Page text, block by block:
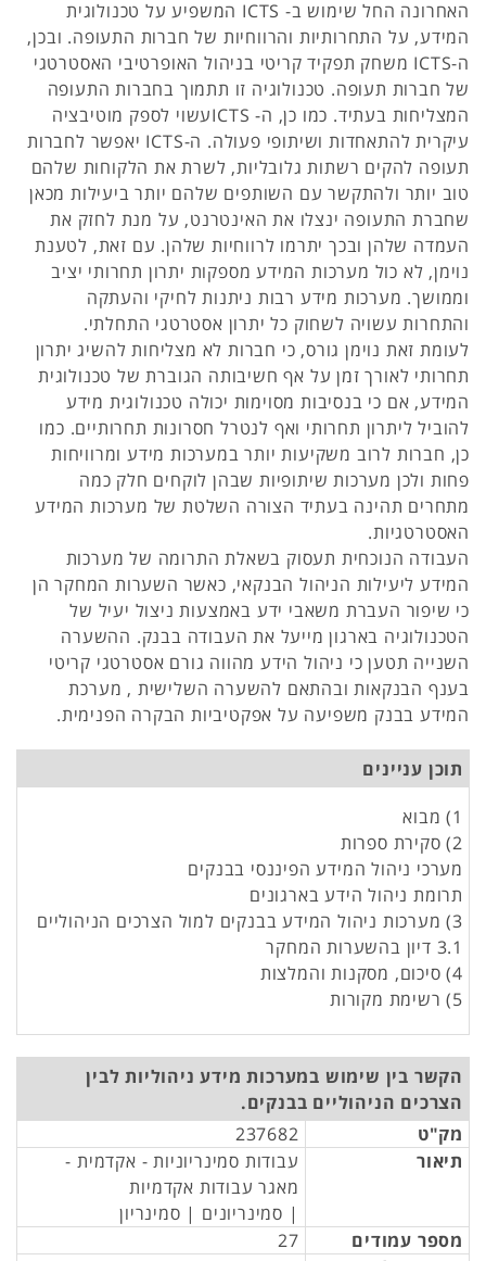
האחרונה החל שימוש ב- ICTS המשפיע על טכנולוגית
המידע, על התחרותיות והרווחיות של חברות התעופה. ובכן,
ה-ICTS משחק תפקיד קריטי בניהול האופרטיבי האסטרטגי
של חברות תעופה. טכנולוגיה זו תתמוך בחברות התעופה
המצליחות בעתיד. כמו כן, ה- ICTSעשוי לספק מוטיבציה
עיקרית להתאחדות ושיתופי פעולה. ה-ICTS יאפשר לחברות
תעופה להקים רשתות גלובליות, לשרת את הלקוחות שלהם
טוב יותר ולהתקשר עם השותפים שלהם יותר ביעילות מכאן
שחברת התעופה ינצלו את האינטרנט, על מנת לחזק את
העמדה שלהן ובכך יתרמו לרווחיות שלהן. עם זאת, לטענת
נוימן, לא כול מערכות המידע מספקות יתרון תחרותי יציב
וממושך. מערכות מידע רבות ניתנות לחיקי והעתקה
והתחרות עשויה לשחוק כל יתרון אסטרטגי התחלתי.
לעומת זאת נוימן גורס, כי חברות לא מצליחות להשיג יתרון
תחרותי לאורך זמן על אף חשיבותה הגוברת של טכנולוגית
המידע, אם כי בנסיבות מסוימות יכולה טכנולוגית מידע
להוביל ליתרון תחרותי ואף לנטרל חסרונות תחרותיים. כמו
כן, חברות לרוב משקיעות יותר במערכות מידע ומרוויחות
פחות ולכן מערכות שיתופיות שבהן לוקחים חלק כמה
מתחרים תהינה בעתיד הצורה השלטת של מערכות המידע
האסטרטגיות.
העבודה הנוכחית תעסוק בשאלת התרומה של מערכות
המידע ליעילות הניהול הבנקאי, כאשר השערות המחקר הן
כי שיפור העברת משאבי ידע באמצעות ניצול יעיל של
הטכנולוגיה בארגון מייעל את העבודה בבנק. ההשערה
השנייה תטען כי ניהול הידע מהווה גורם אסטרטגי קריטי
בענף הבנקאות ובהתאם להשערה השלישית , מערכת
המידע בבנק משפיעה על אפקטיביות הבקרה הפנימית.
תוכן עניינים
1) מבוא
2) סקירת ספרות
מערכי ניהול המידע הפיננסי בבנקים
תרומת ניהול הידע בארגונים
3) מערכות ניהול המידע בבנקים למול הצרכים הניהוליים
3.1 דיון בהשערות המחקר
4) סיכום, מסקנות והמלצות
5) רשימת מקורות
הקשר בין שימוש במערכות מידע ניהוליות לבין
הצרכים הניהוליים בבנקים.
מק"ט
237682
תיאור
עבודות סמינריוניות - אקדמית -
מאגר עבודות אקדמיות
| סמינריונים | סמינריון
מספר עמודים
27